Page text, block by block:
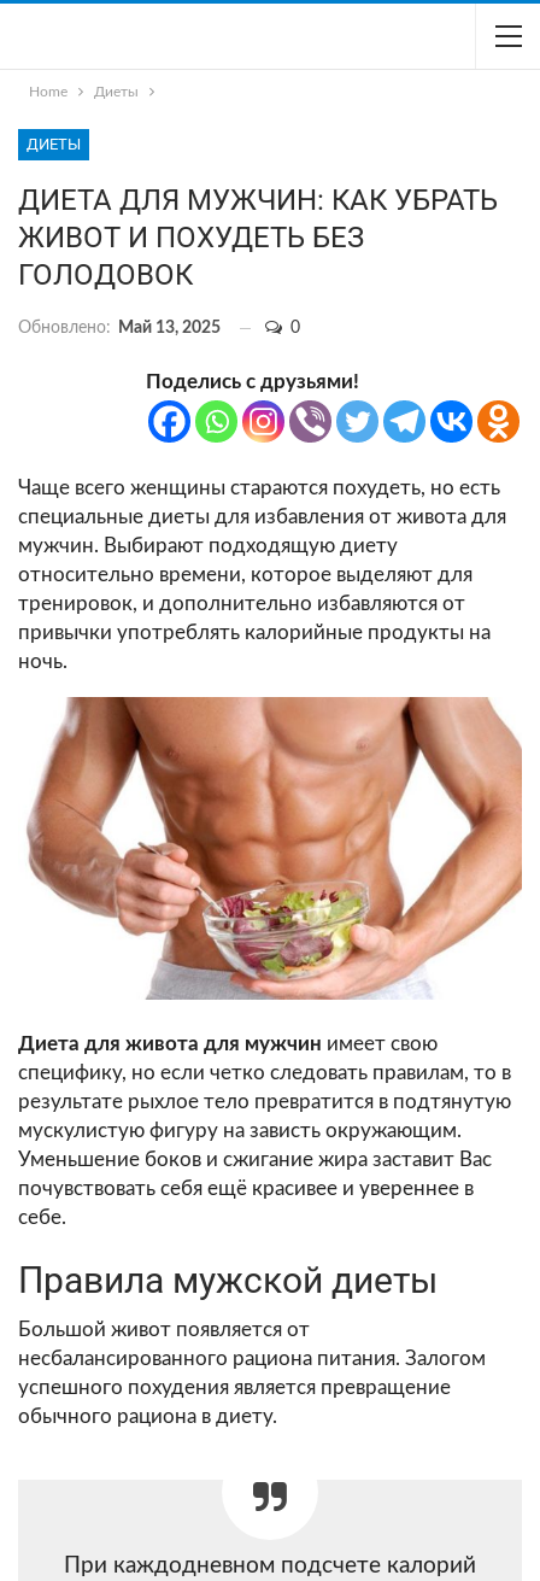
Home Диеты
ДИЕТЫ
ДИЕТА ДЛЯ МУЖЧИН: КАК УБРАТЬ
ЖИВОТ И ПОХУДЕТЬ БЕЗ
ГОЛОДОВОК
Обновлено: Май 13, 2025 0
Поделись с друзьями!
Чаще всего женщины стараются похудеть, но есть
специальные диеты для избавления от живота для
мужчин. Выбирают подходящую диету
относительно времени, которое выделяют для
тренировок, и дополнительно избавляются от
привычки употреблять калорийные продукты на
ночь.
Диета для живота для мужчин имеет свою
специфику, но если четко следовать правилам, то в
результате рыхлое тело превратится в подтянутую
мускулистую фигуру на зависть окружающим.
Уменьшение боков и сжигание жира заставит Вас
почувствовать себя ещё красивее и увереннее в
себе.
Правила мужской диеты
Большой живот появляется от
несбалансированного рациона питания. Залогом
успешного похудения является превращение
обычного рациона в диету.
При каждодневном подсчете калорий